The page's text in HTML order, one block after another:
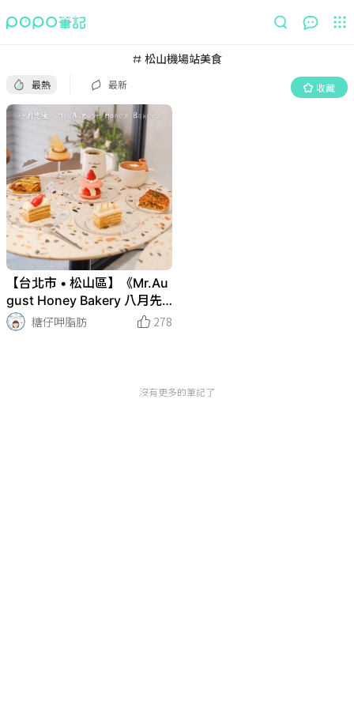
松山機場站美食
最熱 最新 收藏
最新 收藏
【台北市 • 松山區】《Mr.Au
gust Honey Bakery 八月先
生》 糖仔呷脂肪 278
沒有更多的筆記了